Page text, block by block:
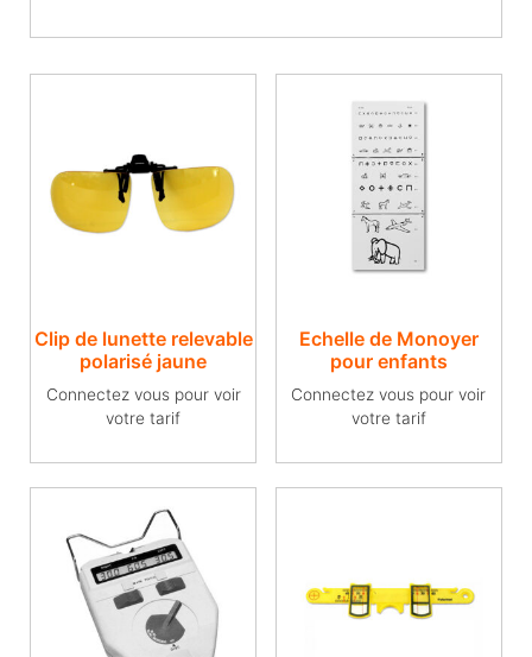
Clip de lunette relevable
polarisé jaune
Connectez vous pour voir
votre tarif
Echelle de Monoyer
pour enfants
Connectez vous pour voir
votre tarif